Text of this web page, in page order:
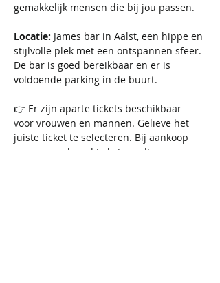
gemakkelijk mensen die bij jou passen.
Locatie: James bar in Aalst, een hippe en
stijlvolle plek met een ontspannen sfeer.
De bar is goed bereikbaar en er is
voldoende parking in de buurt.
👉 Er zijn aparte tickets beschikbaar
voor vrouwen en mannen. Gelieve het
juiste ticket te selecteren. Bij aankoop
van een verkeerd ticket wordt je